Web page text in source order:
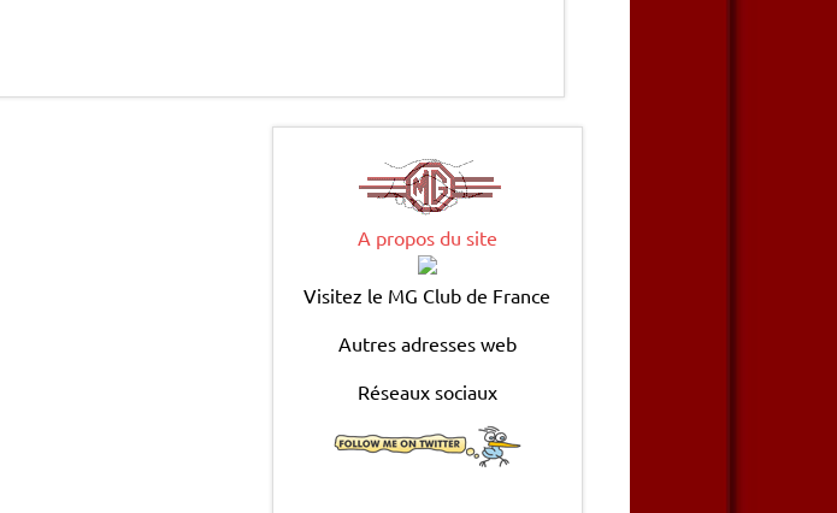
A propos du site
Visitez le MG Club de France
Autres adresses web
Réseaux sociaux